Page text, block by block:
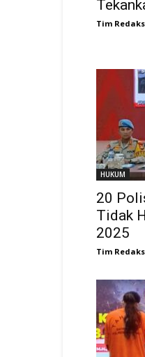
Tim
HUKUM
20
Tidak
2025
Tim